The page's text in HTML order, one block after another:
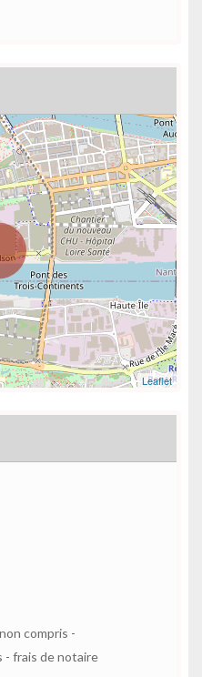
Leaflet
compris -
- frais de notaire